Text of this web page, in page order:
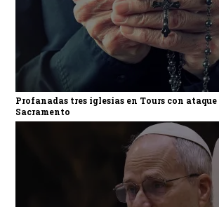
Profanadas tres iglesias en Tours con
Sacramento